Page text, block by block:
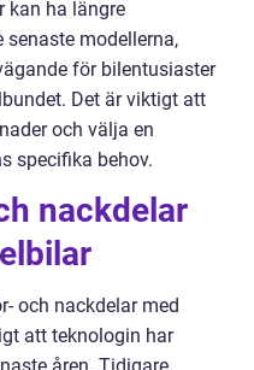
kan ha längre
senaste modellerna,
för bilentusiaster
Det är viktigt att
och välja en
specifika behov.
nackdelar
och nackdelar med
att teknologin har